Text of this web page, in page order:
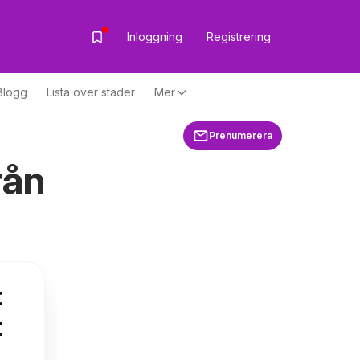
Inloggning Registrering
Lista över städer Mer
Prenumerera